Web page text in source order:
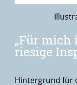
„Für mich
riesige
Hintergrund für